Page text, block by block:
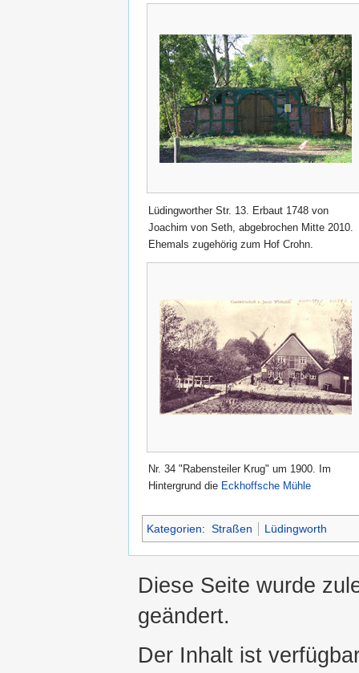
Lüdingworther Str. 13. Erbaut 1748 von
Joachim von Seth, abgebrochen Mitte 2010.
Ehemals zugehörig zum Hof Crohn.
Nr. 34 "Rabensteiler Krug" um 1900. Im
Hintergrund die Eckhoffsche Mühle
Kategorien: Straßen Lüdingworth
Diese Seite wurde
geändert.
Der Inhalt ist